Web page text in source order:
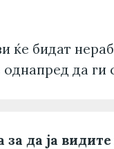
ќе бидат
да
да ја